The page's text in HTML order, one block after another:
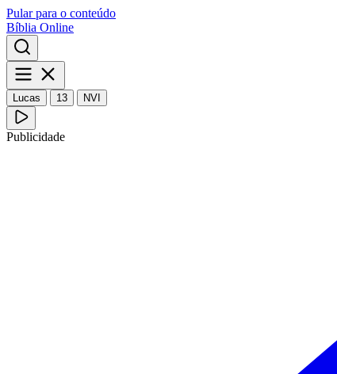
Pular para o conteúdo
Bíblia Online
Lucas 13 NVI
Publicidade